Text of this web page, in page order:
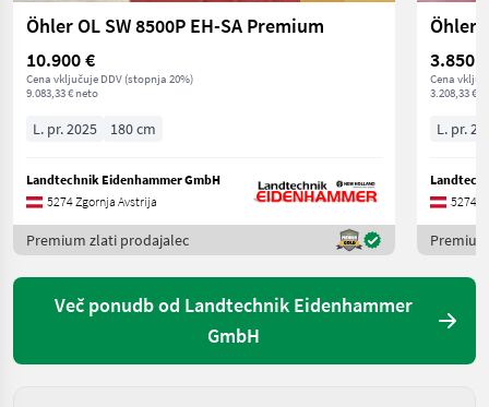
Öhler OL SW 8500P EH-SA Premium
10.900 €
Cena vključuje DDV (stopnja 20%)
9.083,33 € neto
L. pr. 2025 180 cm
Landtechnik Eidenhammer GmbH
5274 Zgornja Avstrija
Premium zlati prodajalec
Öhler
3.850 €
Cena
3.208,33 €
L. pr.
5274
Več ponudb od Landtechnik Eidenhammer
GmbH